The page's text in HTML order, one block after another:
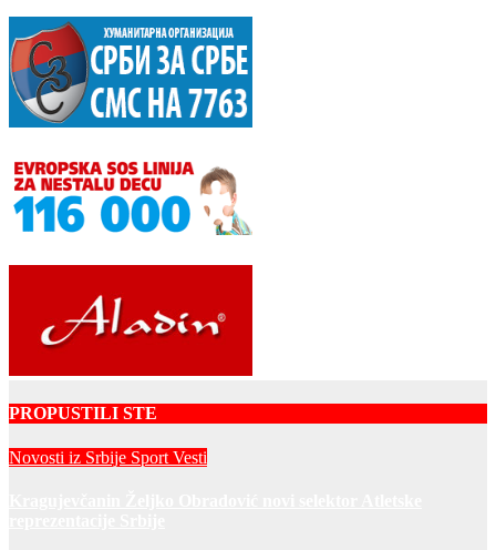
PROPUSTILI STE
Novosti iz Srbije Sport Vesti